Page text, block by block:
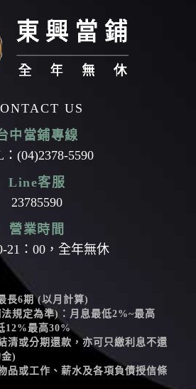
US
中當鋪專線
(04)2378-5590
Line客服
23785590
營業時間
21：00，全年無休
長6期 (以月計算)
規定為準)：月息最低2%~最高
12%最高30%
清或分期還款，亦可只繳利息不還
)
品或工作、薪水及各項負債授信條